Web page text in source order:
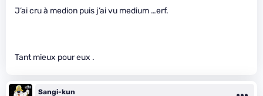
J’ai cru à medion puis j’ai vu medium …erf.
Tant mieux pour eux .
Sangi-kun